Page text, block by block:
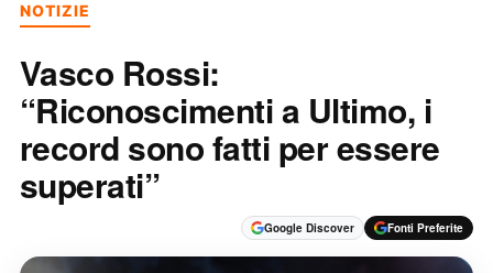
NOTIZIE
Vasco Rossi:
“Riconoscimenti a Ultimo, i
record sono fatti per essere
superati”
Google Discover Fonti Preferite